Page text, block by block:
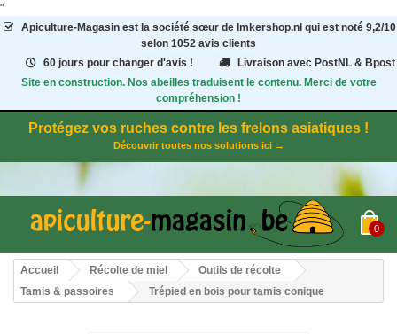
"
Apiculture-Magasinest la société sœur de Imkershop.nl qui est noté 9,2/10
selon 1052 avis clients
60 jours pour changer d'avis !
Livraison avec PostNL & Bpost
Site en construction. Nos abeilles traduisent le contenu. Merci de votre
compréhension !
Protégez vos ruches contre les frelons asiatiques !
Découvrir toutes nos solutions ici →
0
Accueil Récolte de miel
Outils de récolte
Tamis & passoires
Trépied en bois pour tamis conique